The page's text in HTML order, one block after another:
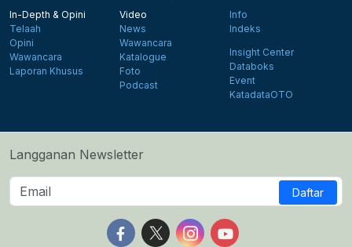
In-Depth & Opini
Telaah
Opini
Wawancara
Laporan Khusus
Video
News
Wawancara
Katalogue
Foto
Podcast
Info
Indeks
Insight Center
Databoks
Event
KatadataOTO
Langganan Newsletter
Daftar
Follow us on Facebook
Follow us on X
Follow us on Instagram
Follow us on